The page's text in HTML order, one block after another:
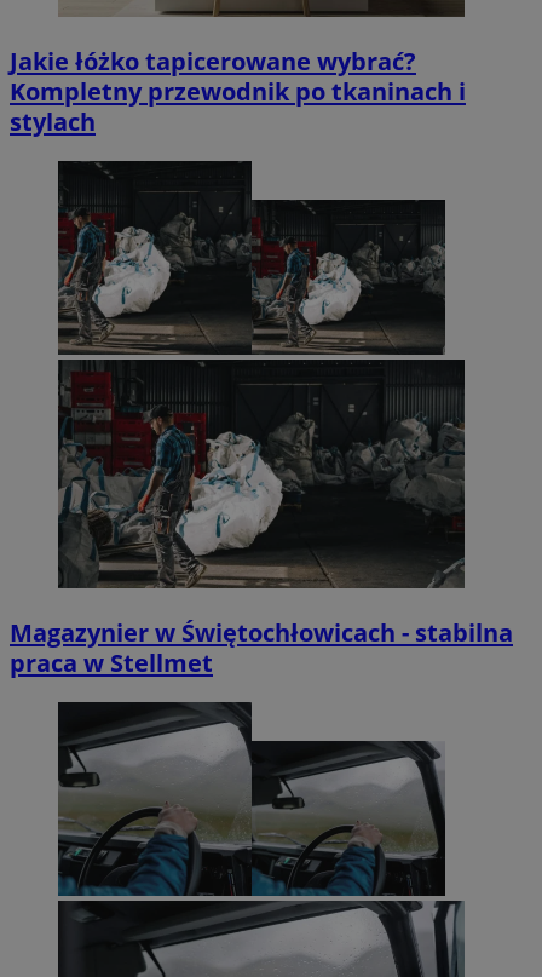
Jakie łóżko tapicerowane wybrać?
Kompletny przewodnik po tkaninach i
stylach
Magazynier w Świętochłowicach - stabilna
praca w Stellmet